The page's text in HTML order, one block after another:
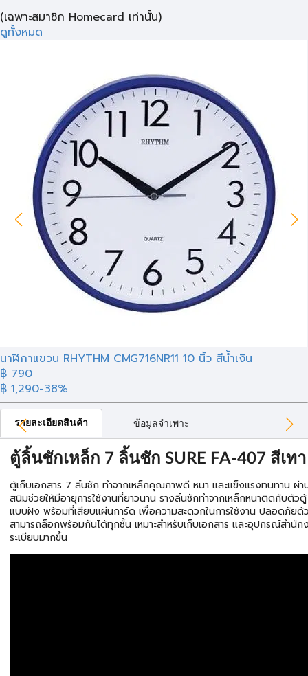
(เฉพาะสมาชิก Homecard เท่านั้น)
ดูทั้งหมด
นาฬิกาแขวน RHYTHM CMG716NR11 10 นิ้ว สีน้ำเงิน
฿ 790
฿ 1,290-38%
รายละเอียดสินค้า ข้อมูลจำเพาะ
ตู้ลิ้นชักเหล็ก 7 ลิ้นชัก SURE FA-407 สีเทา
ตู้เก็บเอกสาร 7 ลิ้นชัก ทำจากเหล็กคุณภาพดี หนา และแข็งแรงทนทาน ผ่
สนิมช่วยให้มีอายุการใช้งานที่ยาวนาน รางลิ้นชักทำจากเหล็กหนาติดกับตั
แบบฝัง พร้อมที่เสียบแผ่นการ์ด เพื่อความสะดวกในการใช้งาน ปลอดภัย
สามารถล็อกพร้อมกันได้ทุกชั้น เหมาะสำหรับเก็บเอกสาร และอุปกรณ์สำนัก
ระเบียบมากขึ้น